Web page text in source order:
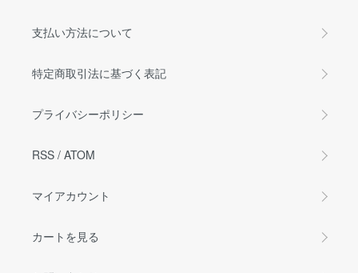
支払い方法について
特定商取引法に基づく表記
プライバシーポリシー
RSS / ATOM
マイアカウント
カートを見る